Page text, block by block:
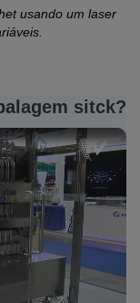
usando um laser
sitck?